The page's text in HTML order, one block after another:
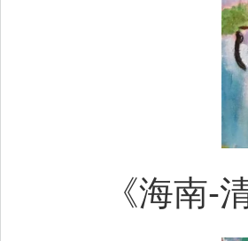
《海南-